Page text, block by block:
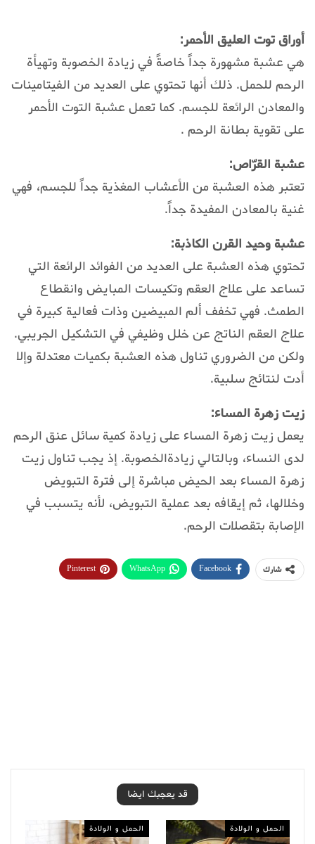
أوراق توت العليق الأحمر:
هي عشبة مشهورة جداً خاصةً في زيادة الخصوبة وتهيأة
الرحم للحمل. ذلك أنها تحتوي على العديد من الفيتامينات
والمعادن الرائعة للجسم. كما تعمل عشبة التوت الأحمر
على تقوية بطانة الرحم .
عشبة القرّاص:
تعتبر هذه العشبة من الأعشاب المغذية جداً للجسم، فهي
غنية بالمعادن المفيدة جداً.
عشبة وحيد القرن الكاذبة:
تحتوي هذه العشبة على العديد من الفوائد الرائعة التي
تساعد على علاج العقم وتكيسات المبايض وانقطاع
الطمث. فهي تخفف ألم المبيضين وذات فعالية كبيرة في
علاج العقم الناتج عن خلل وظيفي في التشكيل الجريبي.
ولكن من الضروري تناول هذه العشبة بكميات معتدلة وإلا
أدت لنتائج سلبية.
زيت زهرة المساء:
يعمل زيت زهرة المساء على زيادة كمية سائل عنق الرحم
لدى النساء، وبالتالي زيادةالخصوبة. إذ يجب تناول زيت
زهرة المساء بعد الحيض مباشرة إلى فترة التبويض
وخلالها، ثم إيقافه بعد عملية التبويض، لأنه يتسبب في
الإصابة بتقصلات الرحم.
شارك Facebook
WhatsApp
Pinterest
قد يعجبك ايضا
الحمل و الولادة الحمل و الولادة